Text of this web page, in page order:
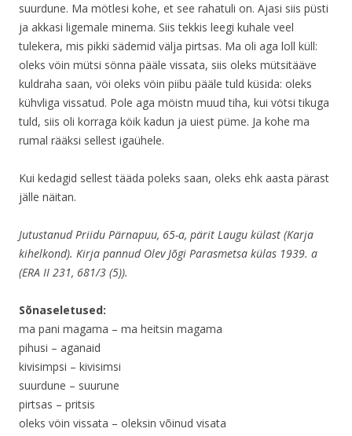
suurdune. Ma mötlesi kohe, et see rahatuli on. Ajasi siis püsti
ja akkasi ligemale minema. Siis tekkis leegi kuhale veel
tulekera, mis pikki sädemid välja pirtsas. Ma oli aga loll küll:
oleks vöin mütsi sönna pääle vissata, siis oleks mütsitääve
kuldraha saan, vöi oleks vöin piibu pääle tuld küsida: oleks
kühvliga vissatud. Pole aga möistn muud tiha, kui vötsi tikuga
tuld, siis oli korraga köik kadun ja uiest püme. Ja kohe ma
rumal rääksi sellest igaühele.
Kui kedagid sellest tääda poleks saan, oleks ehk aasta pärast
jälle näitan.
Jutustanud Priidu Pärnapuu, 65-a, pärit Laugu külast (Karja
kihelkond). Kirja pannud Olev Jõgi Parasmetsa külas 1939. a
(ERA II 231, 681/3 (5)).
Sõnaseletused:
ma pani magama – ma heitsin magama
pihusi – aganaid
kivisimpsi – kivisimsi
suurdune – suurune
pirtsas – pritsis
oleks vöin vissata – oleksin võinud visata